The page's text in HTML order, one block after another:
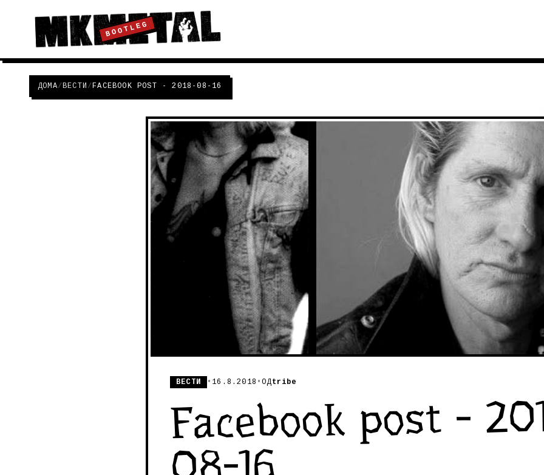
BOOTLEG
ДОМА/ВЕСТИ /FACEBOOK POST - 2018-08-16
ВЕСТИ • 16.8.2018 •ОДtribe
Facebook post -